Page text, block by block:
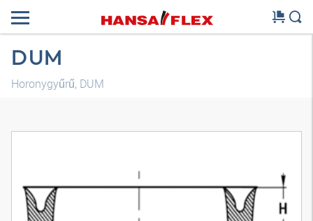
DUM
Horonygyűrű, DUM